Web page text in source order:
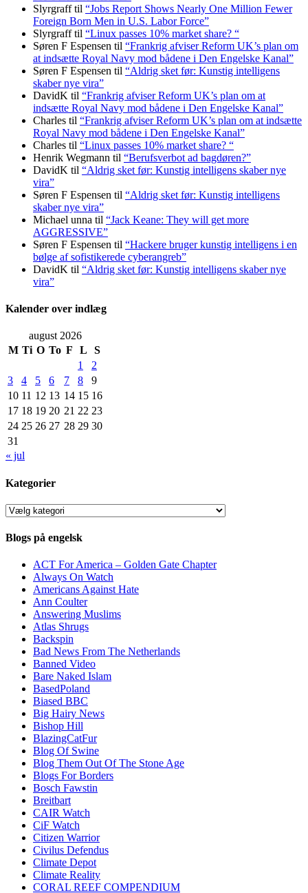
Slyrgrafftil “Jobs Report Shows Nearly One Million Fewer
Foreign Born Men in U.S. Labor Force”
Slyrgrafftil “Linux passes 10% market share? “
Søren F Espensen til “Frankrig afviser Reform UK’s plan om
at indsætte Royal Navy mod bådene i Den Engelske Kanal”
Søren F Espensen til “Aldrig sket før: Kunstig intelligens
skaber nye vira”
DavidK til “Frankrig afviser Reform UK’s plan om at
indsætte Royal Navy mod bådene i Den Engelske Kanal”
Charles til “Frankrig afviser Reform UK’s plan om at indsætte
Royal Navy mod bådene i Den Engelske Kanal”
Charles til “Linux passes 10% market share? “
Henrik Wegmann til “Berufsverbot ad bagdøren?”
DavidK til “Aldrig sket før: Kunstig intelligens skaber nye
vira”
Søren F Espensen til “Aldrig sket før: Kunstig intelligens
skaber nye vira”
Michael unna til “Jack Keane: They will get more
AGGRESSIVE”
Søren F Espensen til “Hackere bruger kunstig intelligens i en
bølge af sofistikerede cyberangreb”
DavidK til “Aldrig sket før: Kunstig intelligens skaber nye
vira”
Kalender over indlæg
august 2026
M Ti O To F L
S
1
2
3
4 5 6 7 8
9
10 11 12 13 14 15 16
17 18 19 20 21 22 23
24 25 26 27 28 29 30
31
« jul
Kategorier
Kategorier
Blogs på engelsk
ACT For America – Golden Gate Chapter
Always On Watch
Americans Against Hate
Ann Coulter
Answering Muslims
Atlas Shrugs
Backspin
Bad News From The Netherlands
Banned Video
Bare Naked Islam
BasedPoland
Biased BBC
Big Hairy News
Bishop Hill
BlazingCatFur
Blog Of Swine
Blog Them Out Of The Stone Age
Blogs For Borders
Bosch Fawstin
Breitbart
CAIR Watch
CiF Watch
Citizen Warrior
Civilus Defendus
Climate Depot
Climate Reality
CORAL REEF COMPENDIUM